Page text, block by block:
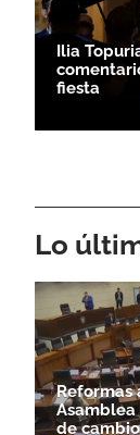
Ilia
fiesta
Lo
Reformas
de